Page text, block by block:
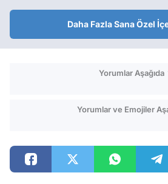
Daha Fazla Sana Özel
Yorumlar Aşağıda
Yorumlar ve Emojiler